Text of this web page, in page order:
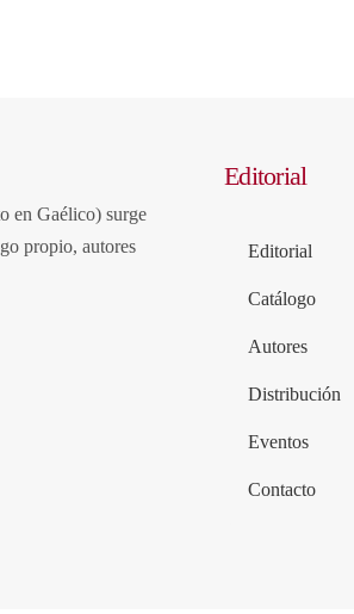
en Gaélico) surge
propio, autores
Editorial
Editorial
Catálogo
Autores
Distribución
Eventos
Contacto